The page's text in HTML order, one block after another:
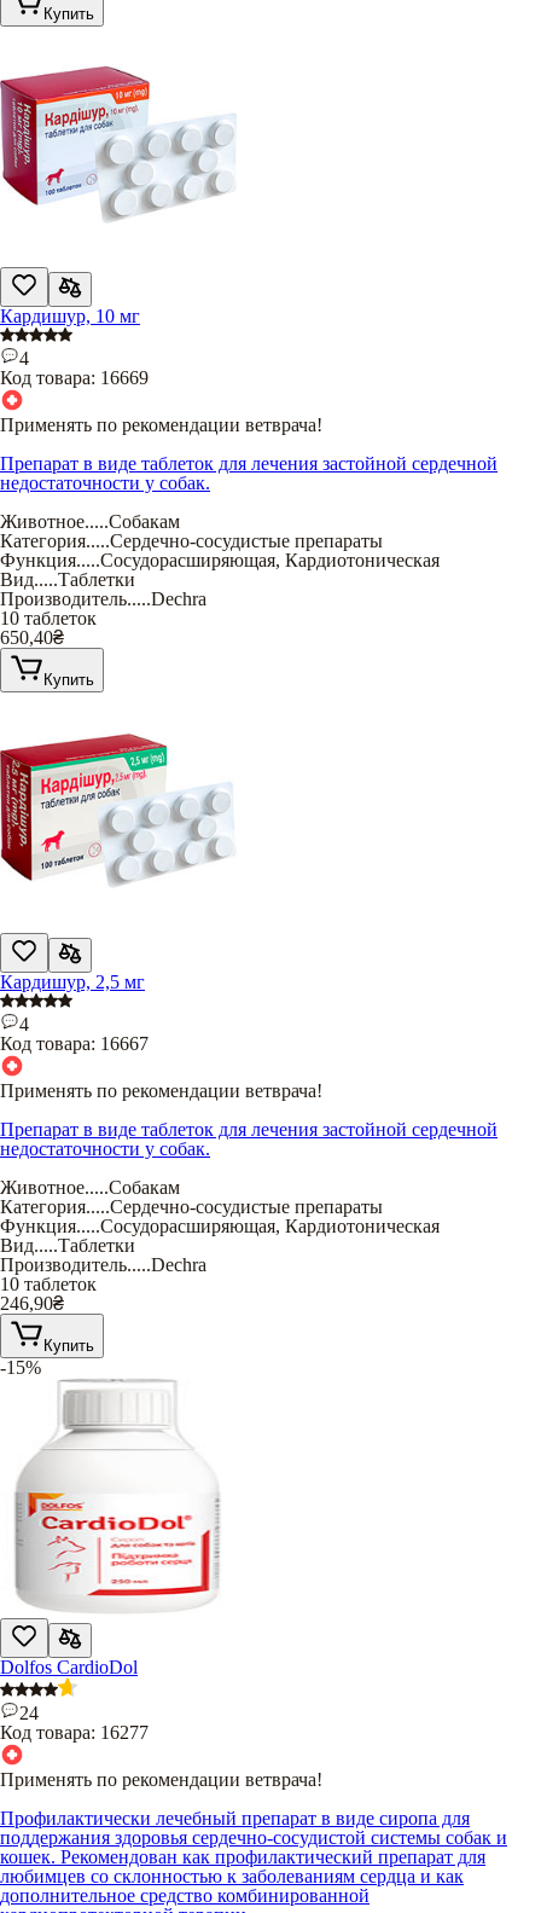
Купить
Кардишур, 10 мг
4
Код товара: 16669
Применять по рекомендации ветврача!
Препарат в виде таблеток для лечения застойной сердечной
недостаточности у собак.
Животное.....Собакам
Категория.....Сердечно-сосудистые препараты
Функция.....Сосудорасширяющая, Кардиотоническая
Вид.....Таблетки
Производитель.....Dechra
10 таблеток
650,40₴
Купить
Кардишур, 2,5 мг
4
Код товара: 16667
Применять по рекомендации ветврача!
Препарат в виде таблеток для лечения застойной сердечной
недостаточности у собак.
Животное.....Собакам
Категория.....Сердечно-сосудистые препараты
Функция.....Сосудорасширяющая, Кардиотоническая
Вид.....Таблетки
Производитель.....Dechra
10 таблеток
246,90₴
Купить
-15%
Dolfos CardioDol
24
Код товара: 16277
Применять по рекомендации ветврача!
Профилактически лечебный препарат в виде сиропа для
поддержания здоровья сердечно-сосудистой системы собак и
кошек. Рекомендован как профилактический препарат для
любимцев со склонностью к заболеваниям сердца и как
дополнительное средство комбинированной